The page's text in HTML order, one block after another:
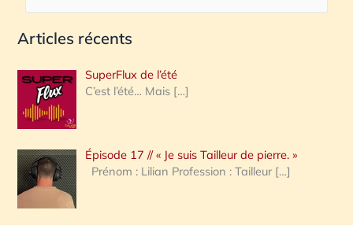
c
e
r
c
h
e
Articles récents
SuperFlux de l’été
C’est l’été… Mais […]
Épisode 17 // « Je suis Tailleur de pierre. »
Prénom : Lilian Profession : Tailleur […]